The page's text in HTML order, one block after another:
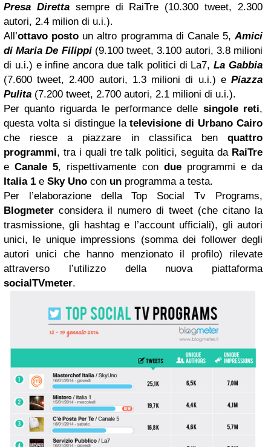
Presa Direttasempre di RaiTre (10.300 tweet, 2.300
autori, 2.4 milion di u.i.).
All’ottavo posto un altro programma di Canale 5, Amici
di Maria De Filippi(9.100 tweet, 3.100 autori, 3.8 milioni
di u.i.) e infine ancora due talk politici di La7,La Gabbia
(7.600 tweet, 2.400 autori, 1.3 milioni di u.i.) e Piazza
Pulita (7.200 tweet, 2.700 autori, 2.1 milioni di u.i.).
Per quanto riguarda le performance delle singole reti,
questa volta si distingue latelevisione di Urbano Cairo
che riesce a piazzare in classifica ben quattro
programmi, tra i quali tre talk politici, seguita da RaiTre
eCanale 5, rispettivamente con dueprogrammi e da
Italia 1 e Sky Uno con un programma a testa.
Per l’elaborazione della Top Social Tv Programs,
Blogmeter considera il numero di tweet (che citano la
trasmissione, gli hashtag e l’account ufficiali), gli autori
unici, le unique impressions (somma dei follower degli
autori unici che hanno menzionato il profilo) rilevate
attraverso l’utilizzo della nuova piattaforma
socialTVmeter.